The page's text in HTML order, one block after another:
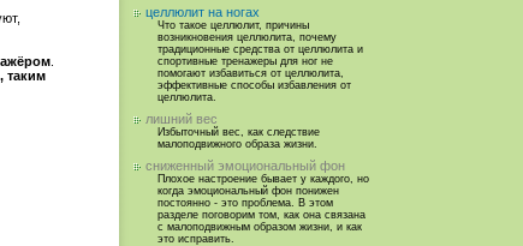
таким
целлюлит на ногах
Что такое целлюлит, причины
возникновения целлюлита, почему
традиционные средства от целлюлита и
спортивные тренажеры для ног не
помогают избавиться от целлюлита,
эффективные способы избавления от
целлюлита.
лишний вес
Избыточный вес, как следствие
малоподвижного образа жизни.
сниженный эмоциональный фон
Плохое настроение бывает у каждого, но
когда эмоциональный фон понижен
постоянно - это проблема. В этом
разделе поговорим том, как она связана
с малоподвижным образом жизни, и как
это исправить.